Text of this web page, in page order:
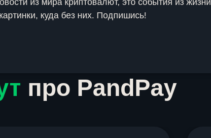
куда без них. Подпишись!
про PandPay